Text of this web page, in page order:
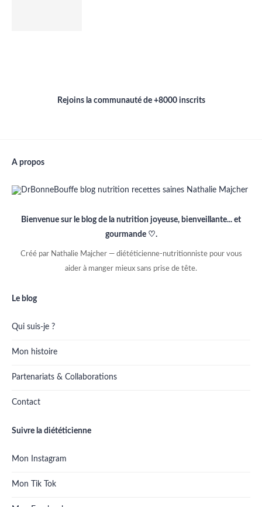
Rejoins la communauté de +8000 inscrits
A propos
Bienvenue sur le blog de la nutrition joyeuse, bienveillante... et
gourmande ♡.
Créé par Nathalie Majcher — diététicienne-nutritionniste pour vous
aider à manger mieux sans prise de tête.
Le blog
Qui suis-je ?
Mon histoire
Partenariats & Collaborations
Contact
Suivre la diététicienne
Mon Instagram
Mon Tik Tok